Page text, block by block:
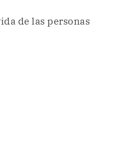
de las personas